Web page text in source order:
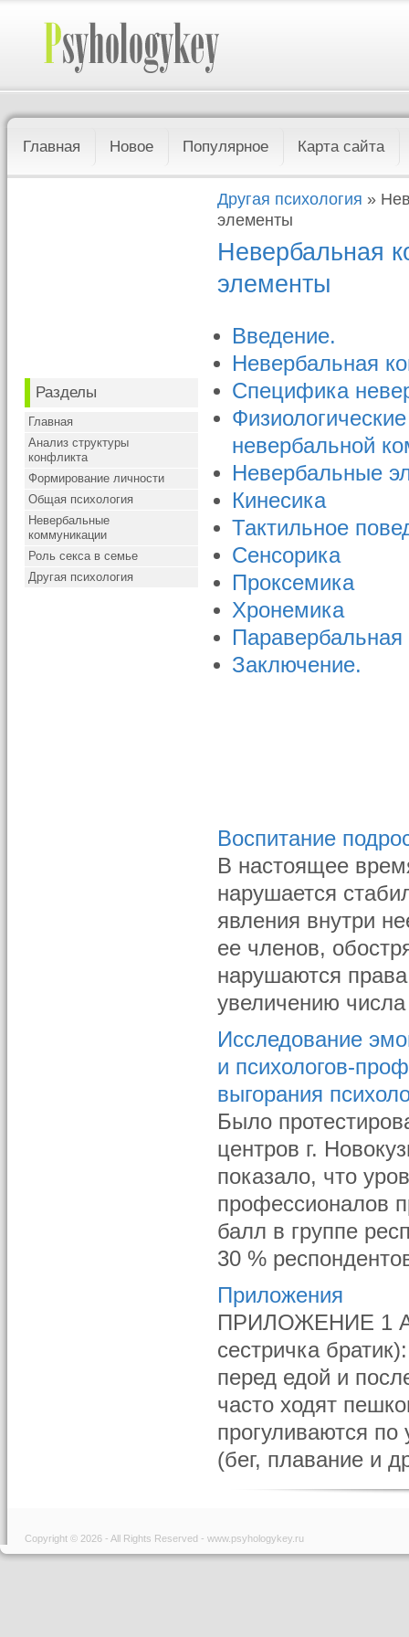
Главная Новое Популярное Карта сайта
Разделы
Главная
Анализ структуры
конфликта
Формирование личности
Общая психология
Невербальные
коммуникации
Роль секса в семье
Другая психология
Другая психология »
элементы
Невербальная
элементы
Введение.
Невербальная
Специфика
невербальной
Невербальные
Кинесика
Тактильное
Сенсорика
Проксемика
Хронемика
Заключение.
Воспитание
В настоящее
нарушается
явления внутри
ее членов,
нарушаются
увеличению
Исследование
и психологов-
выгорания
Было
центров г.
показало, что
профессионалов
балл в группе
30 %
Приложения
ПРИЛОЖЕНИЕ 1
сестричка
перед едой и
часто ходят
прогуливаются
(бег, плавание и
Copyright © 2026 - All Rights Reserved - www.psyhologykey.ru